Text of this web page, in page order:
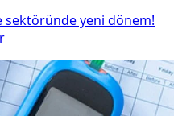
sektöründe yeni dönem!